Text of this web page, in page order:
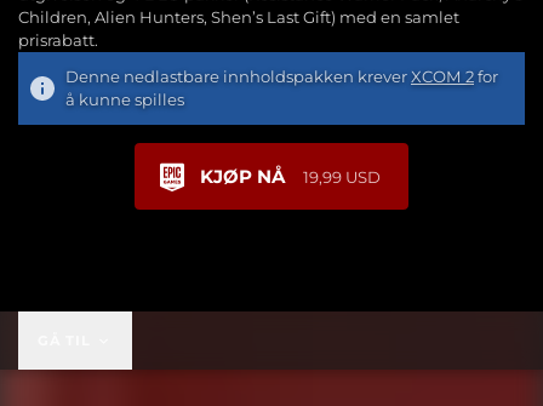
Children, Alien Hunters, Shen’s Last Gift) med en samlet
prisrabatt.
Denne nedlastbare innholdspakken kreverXCOM 2for
å kunne spilles
KJØP NÅ 19,99 USD